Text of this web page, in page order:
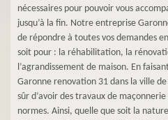
nécessaires pour pouvoir vous
jusqu’à la fin. Notre entreprise
de répondre à toutes vos demandes
soit pour : la réhabilitation, la
l’agrandissement de maison. En
Garonne renovation 31 dans la ville de
sûr d’avoir des travaux de
normes. Ainsi, quelle que soit la